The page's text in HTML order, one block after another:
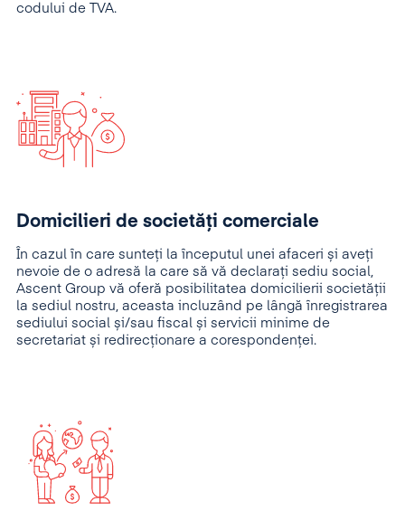
codului de TVA.
Domicilieri de societăţi comerciale
În cazul în care sunteți la începutul unei afaceri și aveți
nevoie de o adresă la care să vă declarați sediu social,
Ascent Group vă oferă posibilitatea domicilierii societății
la sediul nostru, aceasta incluzând pe lângă înregistrarea
sediului social și/sau fiscal și servicii minime de
secretariat și redirecționare a corespondenței.